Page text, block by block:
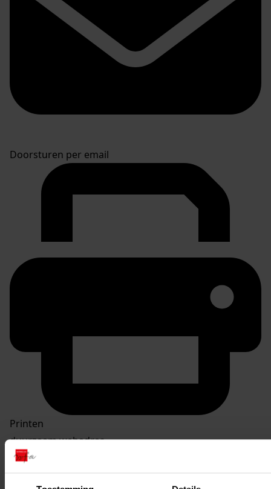
Doorsturen per email
Printen
duurzaam webadres